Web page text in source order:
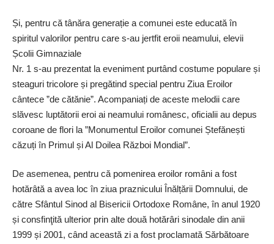
Și, pentru că tânăra generație a comunei este educată în
spiritul valorilor pentru care s-au jertfit eroii neamului, elevii
Școlii Gimnaziale
Nr. 1 s-au prezentat la eveniment purtând costume populare și
steaguri tricolore și pregătind special pentru Ziua Eroilor
cântece ”de cătănie”. Acompaniați de aceste melodii care
slăvesc luptătorii eroi ai neamului românesc, oficialii au depus
coroane de flori la ”Monumentul Eroilor comunei Ștefănești
căzuți în Primul și Al Doilea Război Mondial”.
De asemenea, pentru că pomenirea eroilor români a fost
hotărâtă a avea loc în ziua praznicului Înălțării Domnului, de
către Sfântul Sinod al Bisericii Ortodoxe Române, în anul 1920
și consfinţită ulterior prin alte două hotărâri sinodale din anii
1999 și 2001, când această zi a fost proclamată Sărbătoare